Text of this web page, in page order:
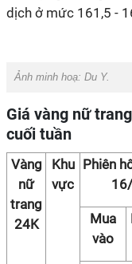
dịch ở mức 161,5 -
Ảnh minh hoạ: Du Y.
Giá vàng nữ
cuối tuần
Vàng
nữ
trang
24K
Khu
vực
Phiên
Mua
vào